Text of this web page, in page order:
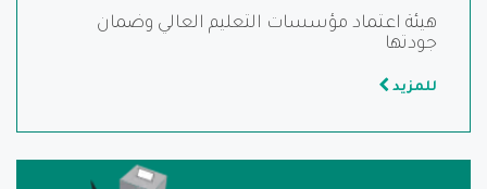
هيئة اعتماد مؤسسات التعليم العالي وضمان
جودتها
للمزيد